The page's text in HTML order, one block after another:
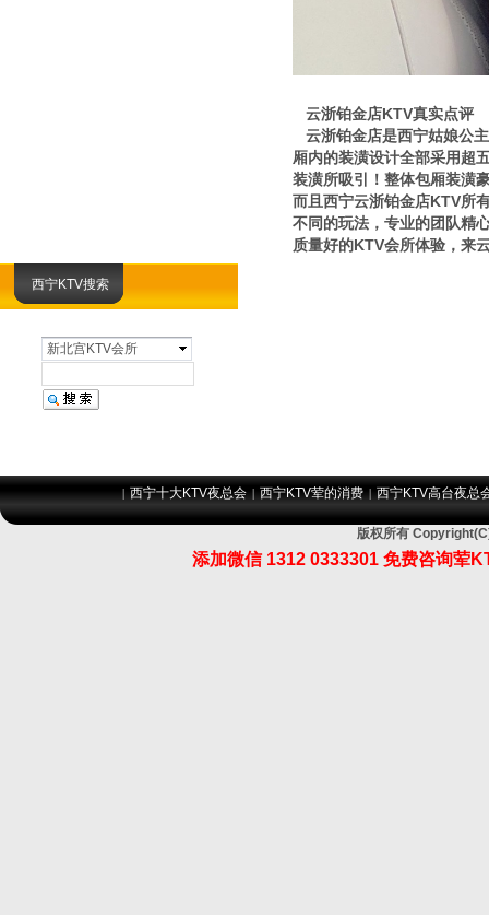
西宁KTV搜索
新北宫KTV会所
云浙铂金店KTV真实点评
云浙铂金店是西宁姑娘公
厢内的装潢设计全部采用超
装潢所吸引！整体包厢装潢
而且西宁云浙铂金店KTV所
不同的玩法，专业的团队精
质量好的KTV会所体验，来
| 西宁十大KTV夜总会 | 西宁KTV荤的消费 | 西宁KTV高台夜总
版权所有
添加微信 1312 0333301 免费咨询荤